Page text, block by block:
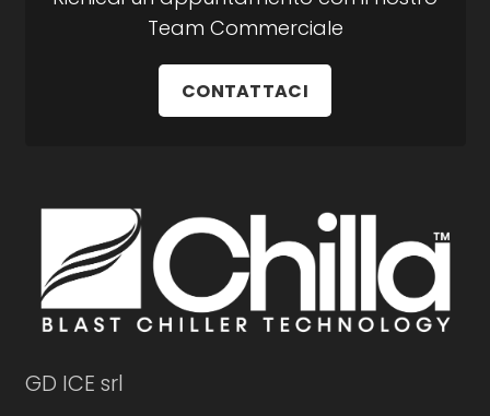
Team Commerciale
CONTATTACI
GD ICE srl